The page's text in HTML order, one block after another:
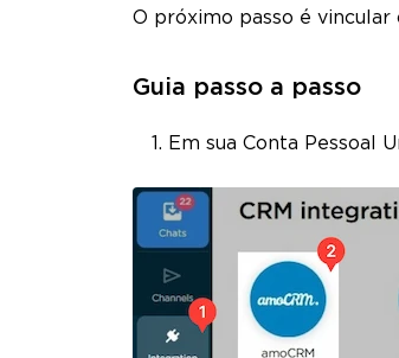
O próximo passo é vincular
Guia passo a passo
Em sua Conta Pessoal